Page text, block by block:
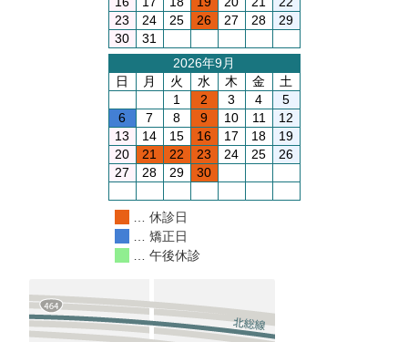
23
24 25 26 27 28
29
30
31
2026年9月
日
月 火 水 木 金
土
1
2 3 4
5
6
7 8 9 10 11
12
13
14 15 16 17 18
19
20
21 22 23 24 25
26
27
28 29 30
… 休診日
… 矯正日
… 午後休診